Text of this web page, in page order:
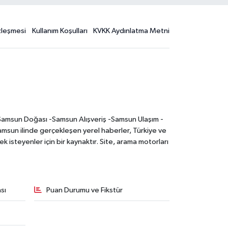
Kullanım Koşulları KVKK Aydınlatma Metni
Doğası -Samsun Alışveriş -Samsun Ulaşım -
ilinde gerçekleşen yerel haberler, Türkiye ve
isteyenler için bir kaynaktır. Site, arama motorları
Puan Durumu ve Fikstür